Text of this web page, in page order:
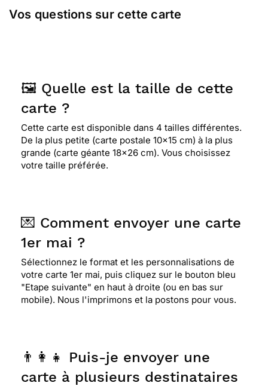
expliqué, les prix sont très bien, et pour les cartes
⭐⭐⭐⭐⭐ Le 30/04/2019 : Tres originale
⭐⭐⭐⭐⭐ Le 25/04/2019 : Super original
Vos questions sur cette carte
🖼️ Quelle est la taille de cette
carte ?
Cette carte est disponible dans 4 tailles différentes.
De la plus petite (carte postale 10x15 cm) à la plus
grande (carte géante 18x26 cm). Vous choisissez
votre taille préférée.
💌 Comment envoyer une carte
1er mai ?
Sélectionnez le format et les personnalisations de
votre carte 1er mai, puis cliquez sur le bouton bleu
"Etape suivante" en haut à droite (ou en bas sur
mobile). Nous l'imprimons et la postons pour vous.
👨‍👩‍👧 Puis-je envoyer une
carte à plusieurs destinataires